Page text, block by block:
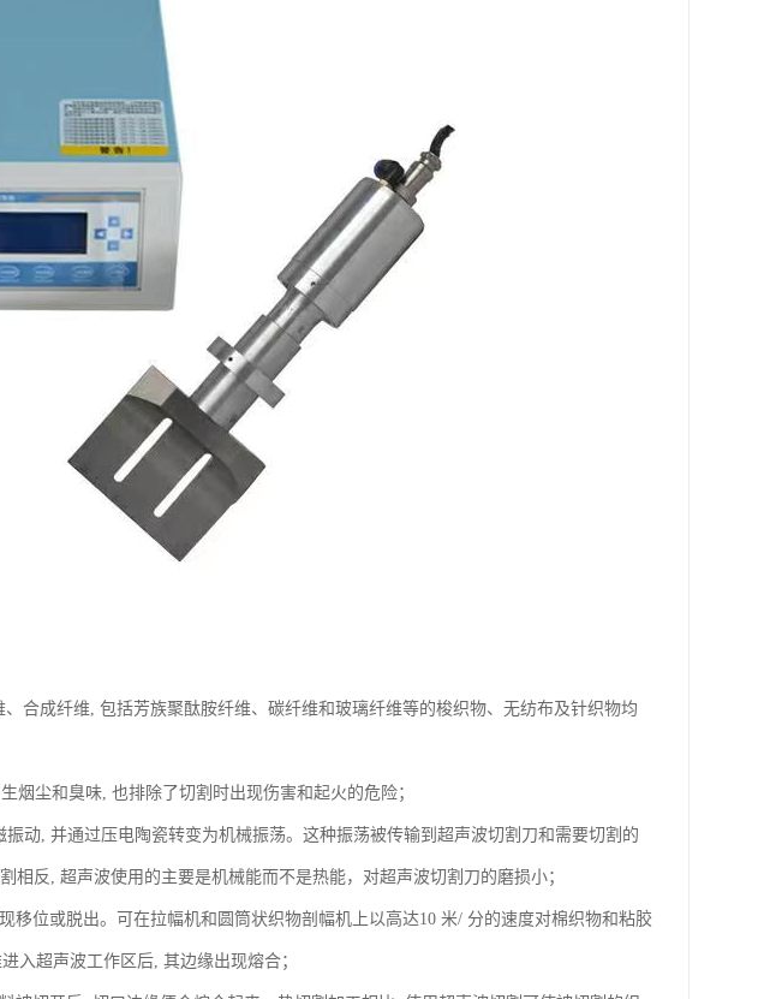
合成纤维, 包括芳族聚酞胺纤维、碳纤维和玻璃纤维等的梭织物、无纺布及针织物均
尘和臭味, 也排除了切割时出现伤害和起火的危险；
动, 并通过压电陶瓷转变为机械振荡。这种振荡被传输到超声波切割刀和需要切割的
反, 超声波使用的主要是机械能而不是热能，对超声波切割刀的磨损小；
移位或脱出。可在拉幅机和圆筒状织物剖幅机上以高达10 米/ 分的速度对棉织物和粘胶
入超声波工作区后, 其边缘出现熔合；